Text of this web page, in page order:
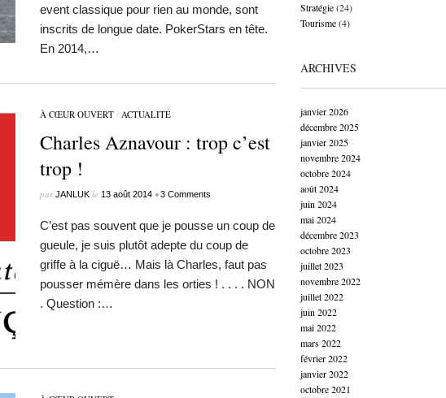
event classique pour rien au monde, sont
inscrits de longue date. PokerStars en tête.
En 2014,…
À CŒUR OUVERT/ ACTUALITÉ
Charles Aznavour : trop c’est
trop !
parJANLUKle 13 août 2014 •3 Comments
C’est pas souvent que je pousse un coup de
gueule, je suis plutôt adepte du coup de
griffe à la ciguë… Mais là Charles, faut pas
pousser mémère dans les orties ! . . . . NON
. Question :…
Stratégie(24)
Tourisme(4)
ARCHIVES
janvier 2026
décembre 2025
janvier 2025
novembre 2024
octobre 2024
août 2024
juin 2024
mai 2024
décembre 2023
octobre 2023
juillet 2023
novembre 2022
juillet 2022
juin 2022
mai 2022
mars 2022
février 2022
janvier 2022
octobre 2021